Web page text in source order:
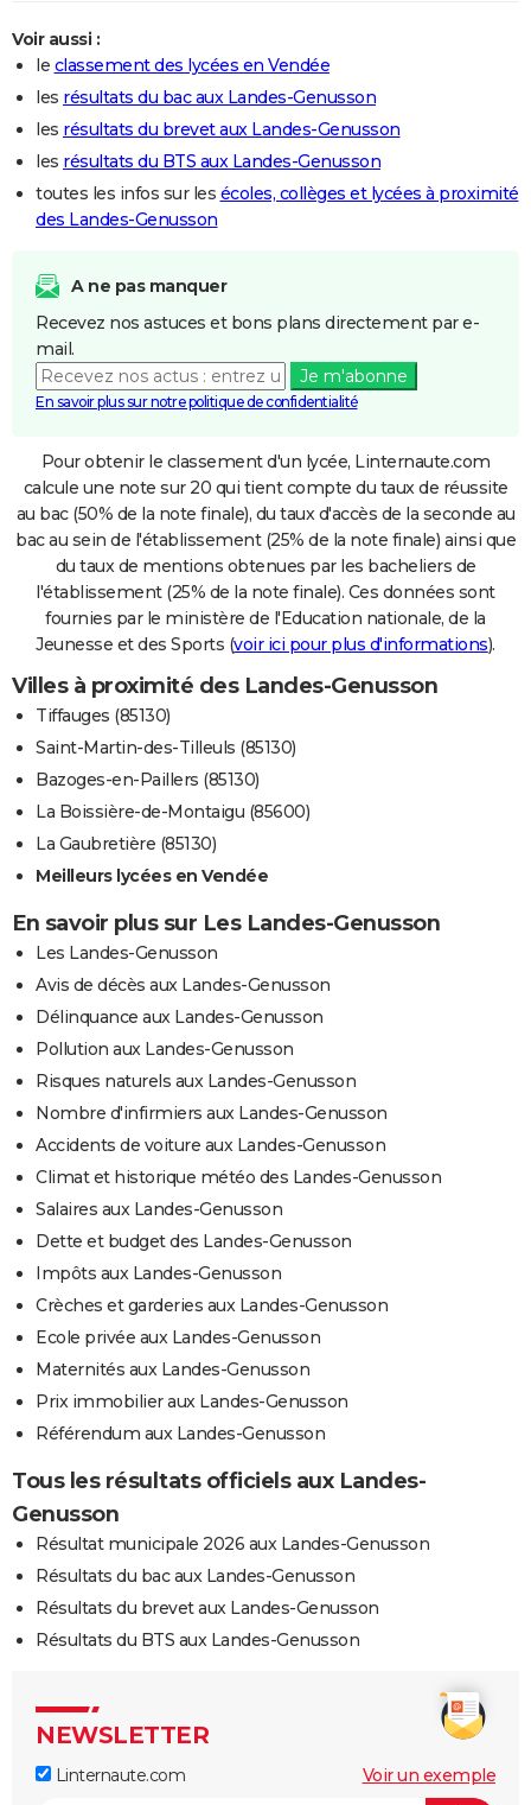
Voir aussi :
le classement des lycées en Vendée
les résultats du bac aux Landes-Genusson
les résultats du brevet aux Landes-Genusson
les résultats du BTS aux Landes-Genusson
toutes les infos sur les écoles, collèges et lycées à proximité
des Landes-Genusson
A ne pas manquer
Recevez nos astuces et bons plans directement par e-
mail.
Je m'abonne
En savoir plus sur notre politique de confidentialité
Pour obtenir le classement d'un lycée, Linternaute.com
calcule une note sur 20 qui tient compte du taux de réussite
au bac (50% de la note finale), du taux d'accès de la seconde au
bac au sein de l'établissement (25% de la note finale) ainsi que
du taux de mentions obtenues par les bacheliers de
l'établissement (25% de la note finale). Ces données sont
fournies par le ministère de l'Education nationale, de la
Jeunesse et des Sports (voir ici pour plus d'informations).
Villes à proximité des Landes-Genusson
Tiffauges (85130)
Saint-Martin-des-Tilleuls (85130)
Bazoges-en-Paillers (85130)
La Boissière-de-Montaigu (85600)
La Gaubretière (85130)
Meilleurs lycées en Vendée
En savoir plus sur Les Landes-Genusson
Les Landes-Genusson
Avis de décès aux Landes-Genusson
Délinquance aux Landes-Genusson
Pollution aux Landes-Genusson
Risques naturels aux Landes-Genusson
Nombre d'infirmiers aux Landes-Genusson
Accidents de voiture aux Landes-Genusson
Climat et historique météo des Landes-Genusson
Salaires aux Landes-Genusson
Dette et budget des Landes-Genusson
Impôts aux Landes-Genusson
Crèches et garderies aux Landes-Genusson
Ecole privée aux Landes-Genusson
Maternités aux Landes-Genusson
Prix immobilier aux Landes-Genusson
Référendum aux Landes-Genusson
Tous les résultats officiels aux Landes-
Genusson
Résultat municipale 2026 aux Landes-Genusson
Résultats du bac aux Landes-Genusson
Résultats du brevet aux Landes-Genusson
Résultats du BTS aux Landes-Genusson
NEWSLETTER
Linternaute.com Voir un exemple